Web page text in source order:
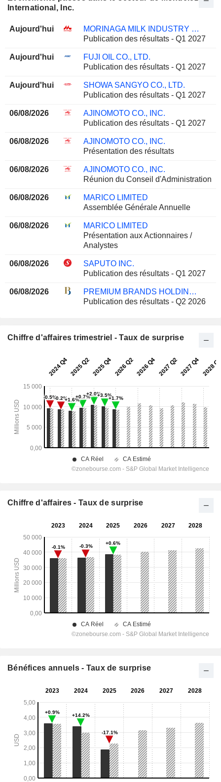
International, Inc.
Aujourd'hui
MORINAGA MILK INDUSTRY CO., LTD.
Publication des résultats - Q1 2027
Aujourd'hui
FUJI OIL CO., LTD.
Publication des résultats - Q1 2027
Aujourd'hui
SHOWA SANGYO CO., LTD.
Publication des résultats - Q1 2027
06/08/2026
AJINOMOTO CO., INC.
Publication des résultats - Q1 2027
06/08/2026
AJINOMOTO CO., INC.
Présentation des résultats
06/08/2026
AJINOMOTO CO., INC.
Réunion du Conseil d'Administration
06/08/2026
MARICO LIMITED
Assemblée Générale Annuelle
06/08/2026
MARICO LIMITED
Présentation aux Actionnaires /
Analystes
06/08/2026
SAPUTO INC.
Publication des résultats - Q1 2027
06/08/2026
PREMIUM BRANDS HOLDINGS CORPORATION
Publication des résultats - Q2 2026
Chiffre d'affaires trimestriel - Taux de surprise
Chiffre d'affaires - Taux de surprise
Bénéfices annuels - Taux de surprise